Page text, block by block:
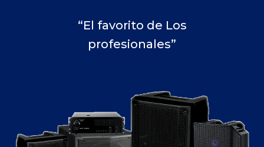
“El favorito de Los
profesionales”